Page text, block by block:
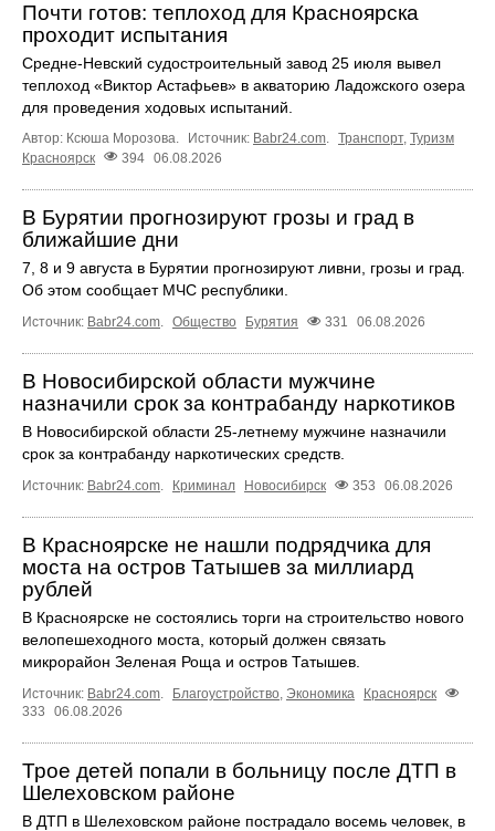
Почти готов: теплоход для Красноярска
проходит испытания
Средне-Невский судостроительный завод 25 июля вывел
теплоход «Виктор Астафьев» в акваторию Ладожского озера
для проведения ходовых испытаний.
Автор: Ксюша Морозова. Источник: Babr24.com. Транспорт, Туризм
Красноярск
394 06.08.2026
В Бурятии прогнозируют грозы и град в
ближайшие дни
7, 8 и 9 августа в Бурятии прогнозируют ливни, грозы и град.
Об этом сообщает МЧС республики.
Источник: Babr24.com Общество Бурятия 331 06.08.2026
В Новосибирской области мужчине
назначили срок за контрабанду наркотиков
В Новосибирской области 25-летнему мужчине назначили
срок за контрабанду наркотических средств.
Источник: Babr24.com Криминал Новосибирск 353 06.08.2026
В Красноярске не нашли подрядчика для
моста на остров Татышев за миллиард
рублей
В Красноярске не состоялись торги на строительство нового
велопешеходного моста, который должен связать
микрорайон Зеленая Роща и остров Татышев.
Источник: Babr24.com. Благоустройство, Экономика
Красноярск
333
06.08.2026
Трое детей попали в больницу после ДТП в
Шелеховском районе
В ДТП в Шелеховском районе пострадало восемь человек, в